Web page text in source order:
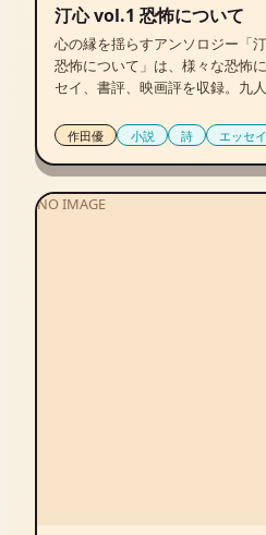
汀心 vol.1 恐怖について
心の縁を揺らすアンソロジー「
恐怖について」は、様々な恐怖
セイ、書評、映画評を収録。九
新たな恐怖との向き合い方を提
作田優 小説 詩 エッセイ
NO IMAGE